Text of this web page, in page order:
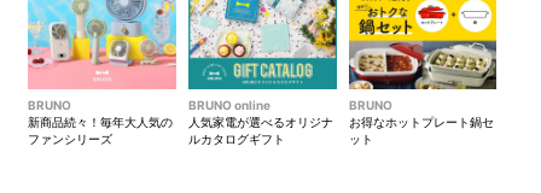
新色：ミッドナイトブルー
BRUNO
新商品続々！毎年大人気の
ファンシリーズ
BRUNO online
人気家電が選べるオリジナ
ルカタログギフト
BRUNO
お得なホットプレート鍋セ
ット